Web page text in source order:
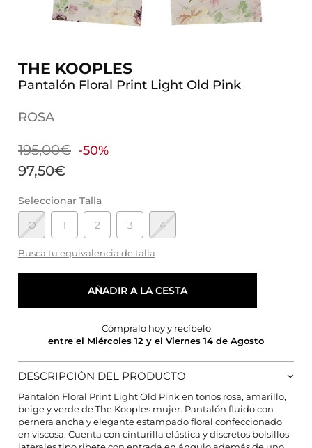
THE KOOPLES
Pantalón Floral Print Light Old Pink
ROSA
195,00€ -50%
97,50€
Seleccionar Talla
O
1 2 3 4
Busca tu equivalencia de talla
AÑADIR A LA CESTA
Cómpralo hoy y recíbelo
entre el Miércoles 12 y el Viernes 14 de Agosto
DESCRIPCIÓN DEL PRODUCTO
Pantalón Floral Print Light Old Pink en tonos rosa, amarillo,
beige y verde de The Kooples mujer. Pantalón fluido con
pernera ancha y elegante estampado floral confeccionado
en viscosa. Cuenta con cinturilla elástica y discretos bolsillos
CONFIGURACIÓN DE COOKIES